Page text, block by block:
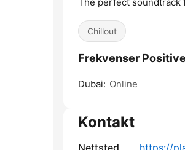
The perfect soundtrack
Chillout
Frekvenser
Dubai: Online
Kontakt